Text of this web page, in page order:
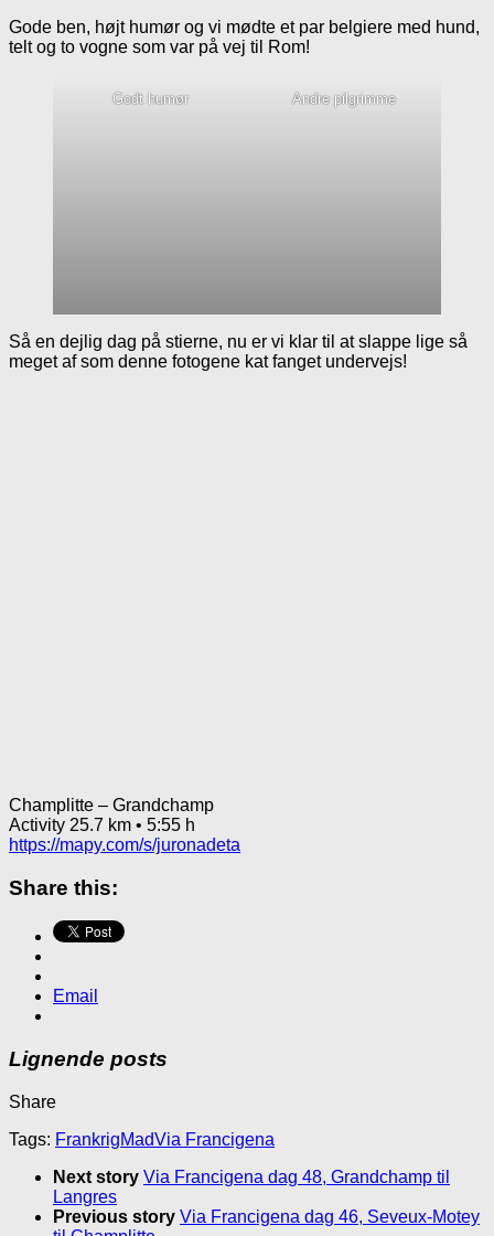
Gode ben, højt humør og vi mødte et par belgiere med hund,
telt og to vogne som var på vej til Rom!
Godt humør Andre pilgrimme
Så en dejlig dag på stierne, nu er vi klar til at slappe lige så
meget af som denne fotogene kat fanget undervejs!
Champlitte – Grandchamp
Activity 25.7 km • 5:55 h
https://mapy.com/s/juronadeta
Share this:
Email
Lignende posts
Share
Tags: FrankrigMadVia Francigena
Next story Via Francigena dag 48, Grandchamp til
Langres
Previous story Via Francigena dag 46, Seveux-Motey